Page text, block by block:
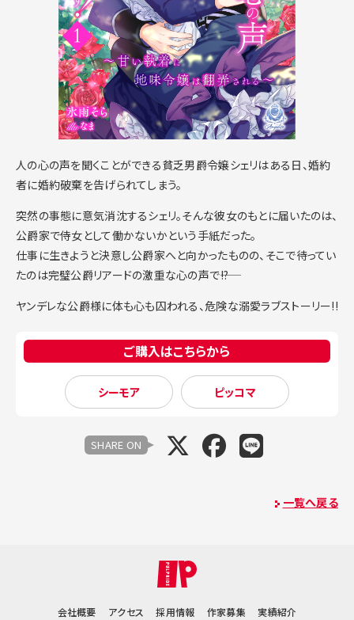
人の心の声を聞くことができる貧乏男爵令嬢シェリはある日、婚約
者に婚約破棄を告げられてしまう。
突然の事態に意気消沈するシェリ。そんな彼女のもとに届いたのは、
公爵家で侍女として働かないかという手紙だった。
仕事に生きようと決意し公爵家へと向かったものの、そこで待ってい
たのは完璧公爵リアードの激重な心の声で――!?
ヤンデレな公爵様に体も心も囚われる、危険な溺愛ラブストーリー!!
ご購入はこちらから
シーモア ピッコマ
SHARE ON
一覧へ戻る
会社概要 アクセス 採用情報 作家募集 実績紹介